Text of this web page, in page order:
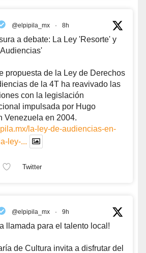
@elpipila_mx · 8h
a debate: La Ley 'Resorte' y
propuesta de la Ley de Derechos
de la 4T ha reavivado las
con la legislación
impulsada por Hugo
Venezuela en 2004.
la-ley-de-audiencias-en-
ley-...
Twitter
@elpipila_mx · 9h
llamada para el talento local!
de Cultura invita a disfrutar del